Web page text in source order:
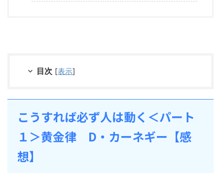
目次 [表示]
こうすれば必ず人は動く＜パート
１＞黄金律 D・カーネギー【感
想】